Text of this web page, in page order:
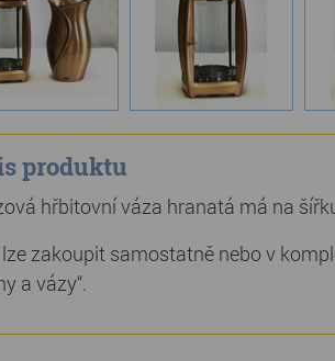
produktu
hřbitovní váza hranatá má na
zakoupit samostatně nebo v
a vázy“.